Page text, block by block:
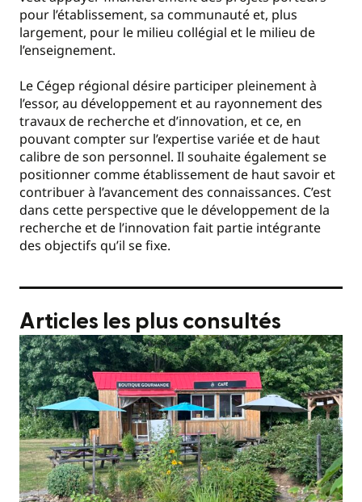
pour l’établissement, sa communauté et, plus
largement, pour le milieu collégial et le milieu de
l’enseignement.
Le Cégep régional désire participer pleinement à
l’essor, au développement et au rayonnement des
travaux de recherche et d’innovation, et ce, en
pouvant compter sur l’expertise variée et de haut
calibre de son personnel. Il souhaite également se
positionner comme établissement de haut savoir et
contribuer à l’avancement des connaissances. C’est
dans cette perspective que le développement de la
recherche et de l’innovation fait partie intégrante
des objectifs qu’il se fixe.
Articles les plus consultés